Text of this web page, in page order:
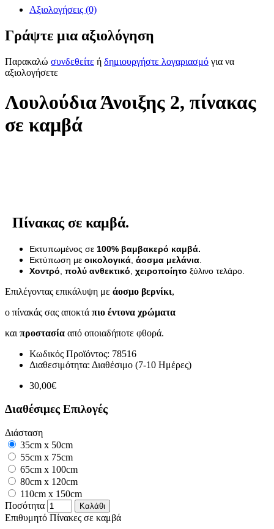
Αξιολογήσεις (0)
Γράψτε μια αξιολόγηση
Παρακαλώ συνδεθείτε ή δημιουργήστε λογαριασμό για να
αξιολογήσετε
Λουλούδια Άνοιξης 2, πίνακας
σε καμβά
Πίνακας σε καμβά.
Εκτυπωμένος σε 100% βαμβακερό καμβά.
Εκτύπωση με οικολογικά άοσμα μελάνια
Χοντρό πολύ ανθεκτικό χειροποίητο ξύλινο τελάρο.
Επιλέγοντας επικάλυψη με άοσμο βερνίκι,
ο πίνακάς σας αποκτά πιο έντονα χρώματα
και προστασία από οποιαδήποτε φθορά.
Κωδικός Προϊόντος: 78516
Διαθεσιμότητα: Διαθέσιμο (7-10 Ημέρες)
30,00€
Διαθέσιμες Επιλογές
Διάσταση
35cm x 50cm
55cm x 75cm
65cm x 100cm
80cm x 120cm
110cm x 150cm
Ποσότητα
Καλάθι
Επιθυμητό Πίνακες σε καμβά